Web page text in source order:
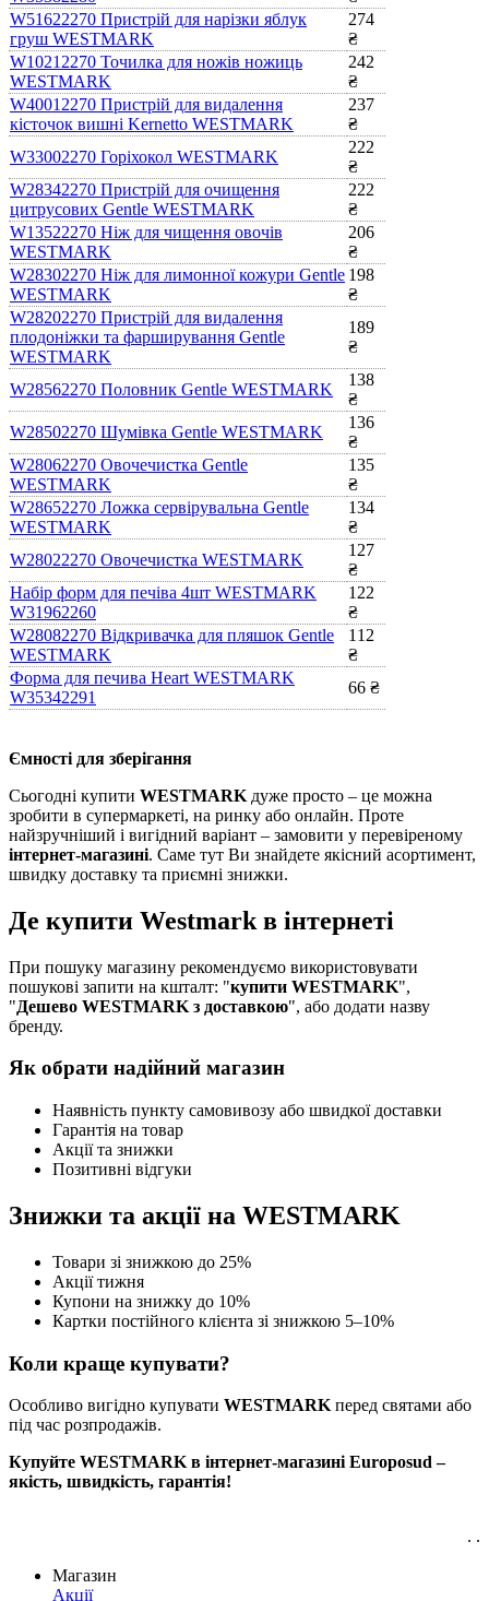
W51622270 Пристрій для нарізки яблук
груш WESTMARK
274
₴
W10212270 Точилка для ножів ножиць
WESTMARK
242
₴
W40012270 Пристрій для видалення
кісточок вишні Kernetto WESTMARK
237
₴
W33002270 Горіхокол WESTMARK
222
₴
W28342270 Пристрій для очищення
цитрусових Gentle WESTMARK
222
₴
W13522270 Ніж для чищення овочів
WESTMARK
206
₴
W28302270 Ніж для лимонної кожури Gentle
WESTMARK
198
₴
W28202270 Пристрій для видалення
плодоніжки та фарширування Gentle
WESTMARK
189
₴
W28562270 Половник Gentle WESTMARK
138
₴
W28502270 Шумівка Gentle WESTMARK
136
₴
W28062270 Овочечистка Gentle
WESTMARK
135
₴
W28652270 Ложка сервірувальна Gentle
WESTMARK
134
₴
W28022270 Овочечистка WESTMARK
127
₴
Набір форм для печіва 4шт WESTMARK
W31962260
122
₴
W28082270 Відкривачка для пляшок Gentle
WESTMARK
112
₴
Форма для печива Heart WESTMARK
W35342291
66 ₴
Ємності для зберігання
Сьогодні купити WESTMARK дуже просто – це можна
зробити в супермаркеті, на ринку або онлайн. Проте
найзручніший і вигідний варіант – замовити у перевіреному
інтернет-магазині. Саме тут Ви знайдете якісний асортимент,
швидку доставку та приємні знижки.
Де купити Westmark в інтернеті
При пошуку магазину рекомендуємо використовувати
пошукові запити на кшталт: "купити WESTMARK",
"Дешево WESTMARK з доставкою", або додати назву
бренду.
Як обрати надійний магазин
Наявність пункту самовивозу або швидкої доставки
Гарантія на товар
Акції та знижки
Позитивні відгуки
Знижки та акції на WESTMARK
Товари зі знижкою до 25%
Акції тижня
Купони на знижку до 10%
Картки постійного клієнта зі знижкою 5–10%
Коли краще купувати?
Особливо вигідно купувати WESTMARK перед святами або
під час розпродажів.
Купуйте WESTMARK в інтернет-магазині Europosud –
якість, швидкість, гарантія!
. .
Магазин
Акції